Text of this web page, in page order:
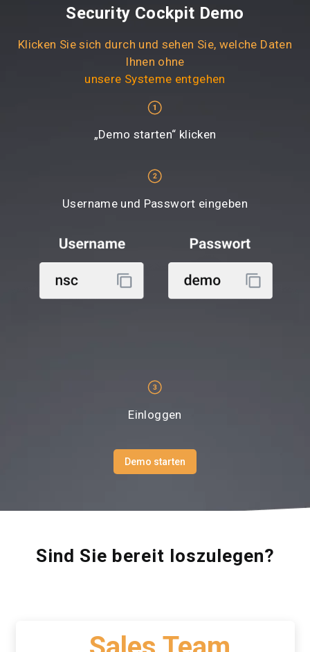
Security Cockpit Demo
Klicken Sie sich durch und sehen Sie, welche Daten
Ihnen ohne
unsere Systeme entgehen
„Demo starten“ klicken
Username und Passwort eingeben
Einloggen
Demo starten
Sind Sie bereit loszulegen?